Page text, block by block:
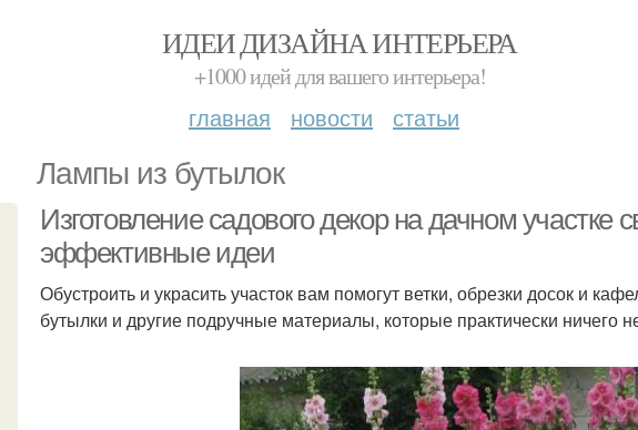
ИДЕИ ДИЗАЙНА ИНТЕРЬЕРА
+1000 идей для вашего интерьера!
главная новости статьи
Лампы из бутылок
Изготовление садового декор на дачном участке
эффективные идеи
Обустроить и украсить участок вам помогут ветки, обрезки досок и
бутылки и другие подручные материалы, которые практически ничего